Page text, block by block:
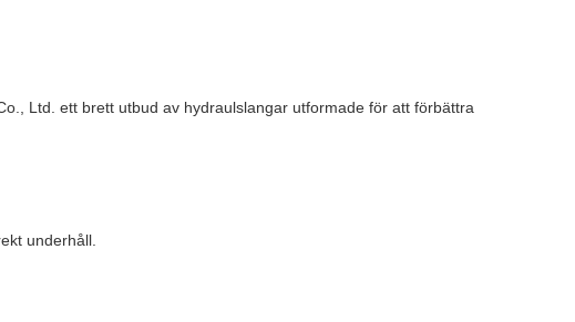
Ltd. ett brett utbud av hydraulslangar utformade för att förbättra
underhåll.